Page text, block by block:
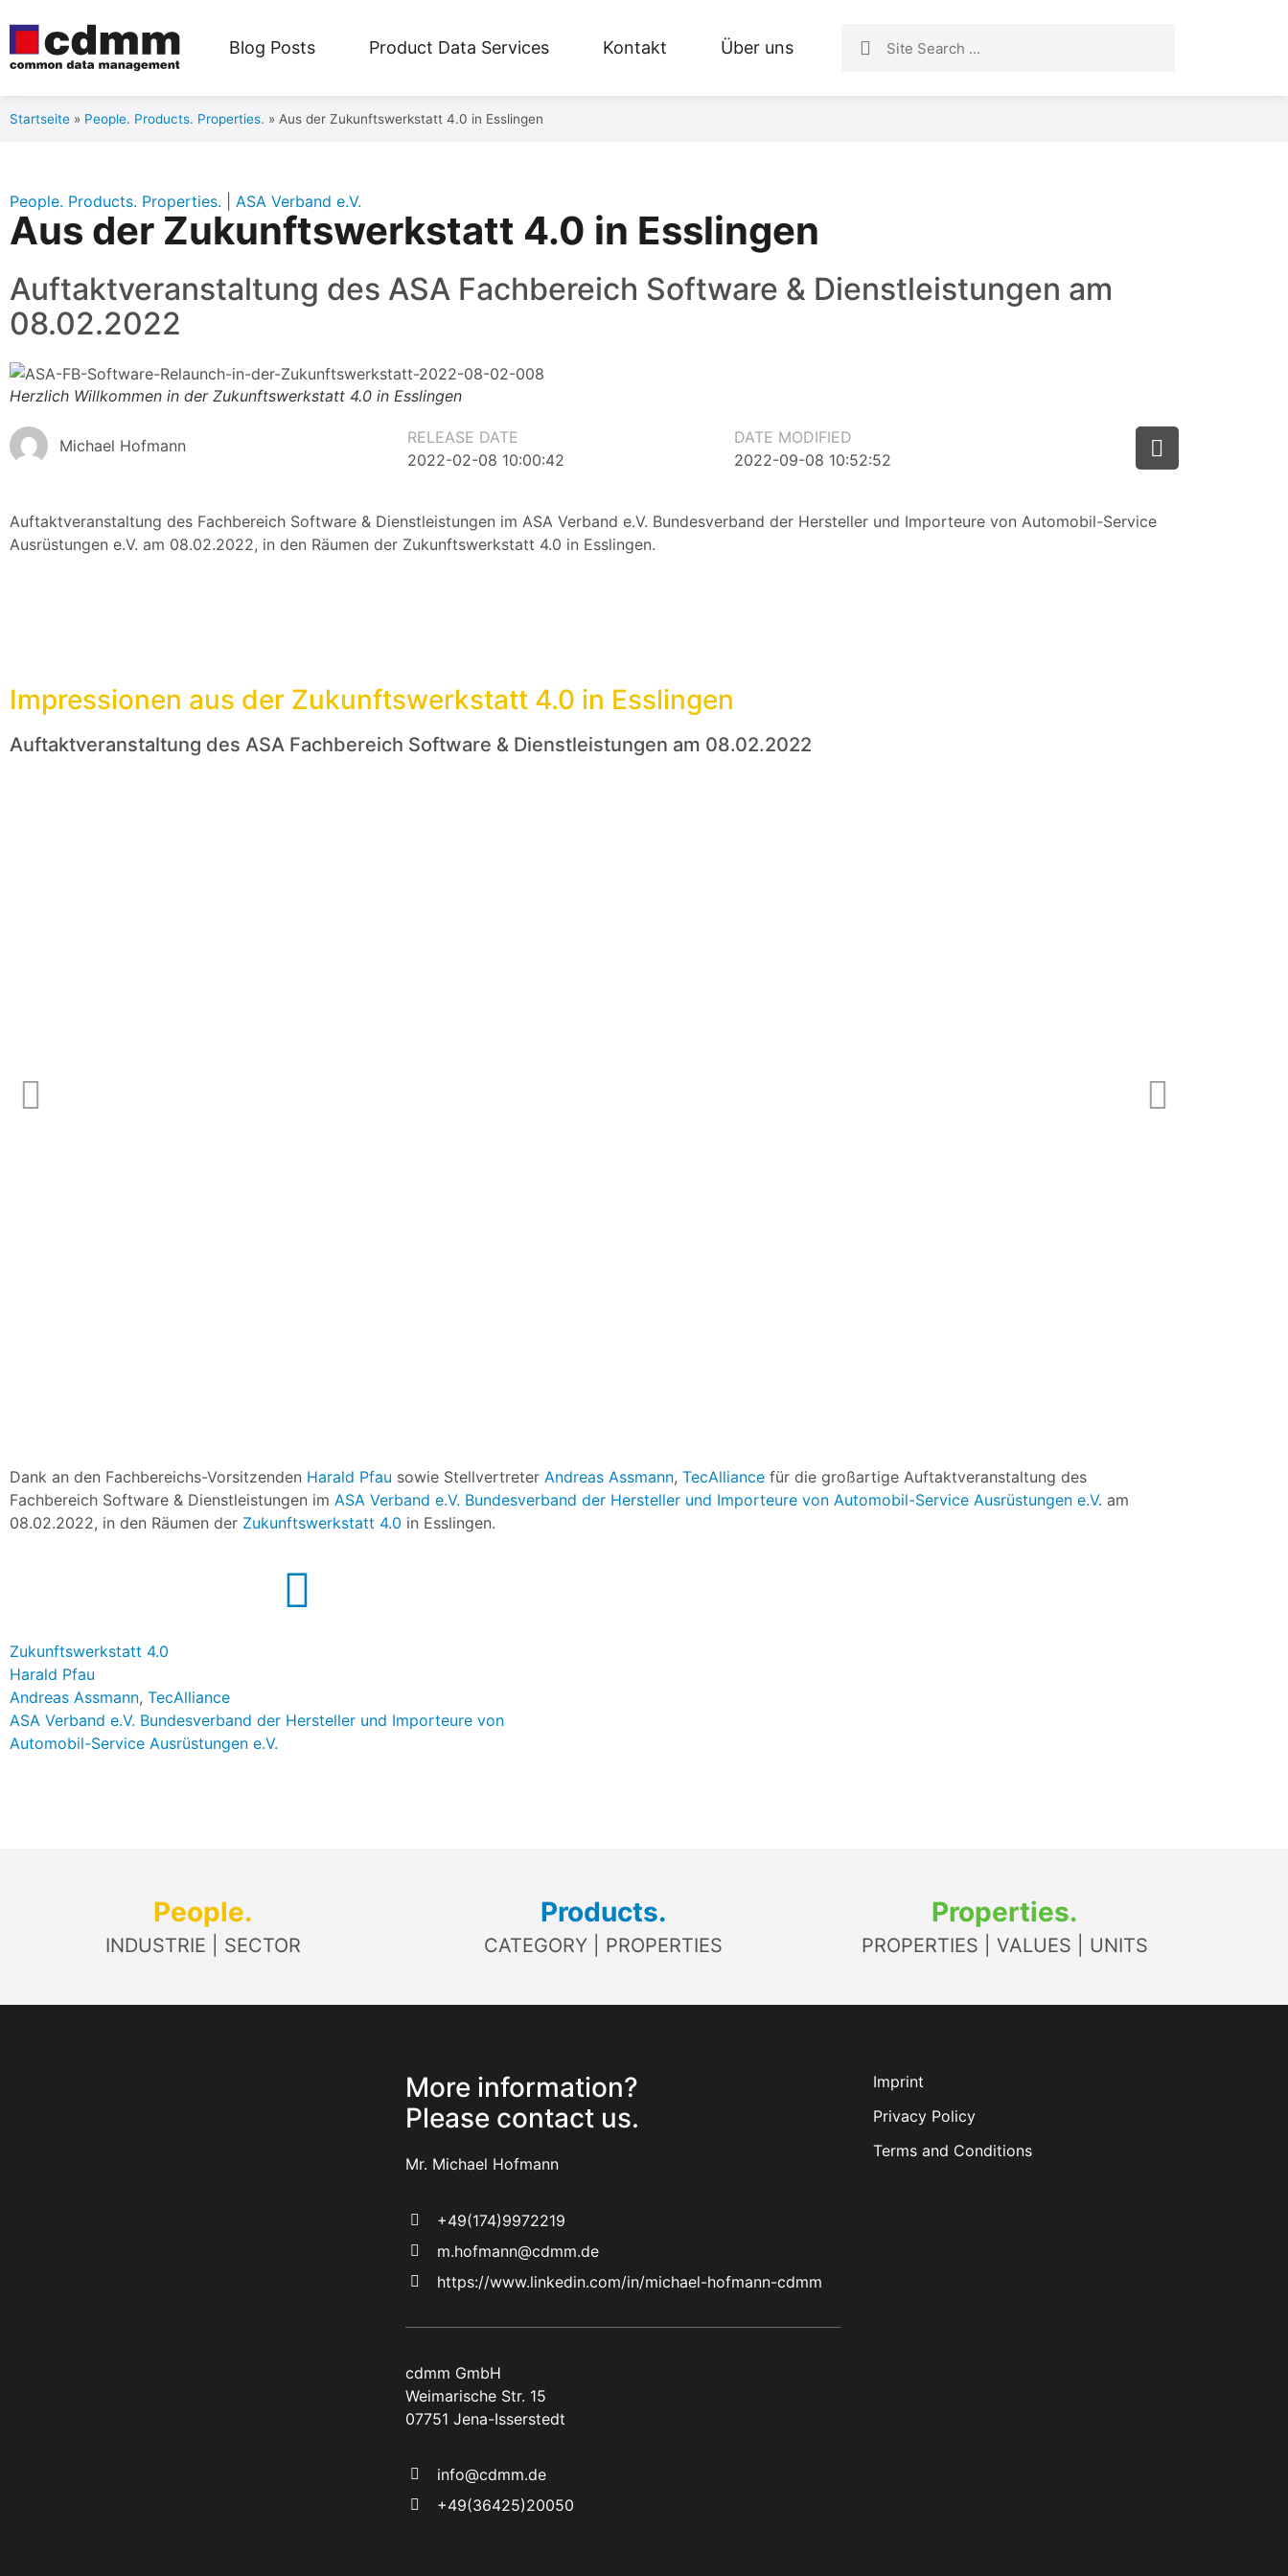
Blog Posts Product Data Services Kontakt Über uns
Startseite » People. Products. Properties. » Aus der Zukunftswerkstatt 4.0 in Esslingen
People. Products. Properties. ASA Verband e.V.
Aus der Zukunftswerkstatt 4.0 in Esslingen
Auftaktveranstaltung des ASA Fachbereich Software & Dienstleistungen am
08.02.2022
Herzlich Willkommen in der Zukunftswerkstatt 4.0 in Esslingen
Michael Hofmann
RELEASE DATE
2022-02-08 10:00:42
DATE MODIFIED
2022-09-08 10:52:52
Auftaktveranstaltung des Fachbereich Software & Dienstleistungen im ASA Verband e.V. Bundesverband der Hersteller und Importeure von Automobil-Service
Ausrüstungen e.V. am 08.02.2022, in den Räumen der Zukunftswerkstatt 4.0 in Esslingen.
Impressionen aus der Zukunftswerkstatt 4.0 in Esslingen
Auftaktveranstaltung des ASA Fachbereich Software & Dienstleistungen am 08.02.2022
Dank an den Fachbereichs-Vorsitzenden Harald Pfau sowie Stellvertreter Andreas Assmann, TecAlliance für die großartige Auftaktveranstaltung des
Fachbereich Software & Dienstleistungen im ASA Verband e.V. Bundesverband der Hersteller und Importeure von Automobil-Service Ausrüstungen e.V. am
08.02.2022, in den Räumen der Zukunftswerkstatt 4.0 in Esslingen.
Zukunftswerkstatt 4.0
Harald Pfau
Andreas Assmann, TecAlliance
ASA Verband e.V. Bundesverband der Hersteller und Importeure von
Automobil-Service Ausrüstungen e.V.
People.
INDUSTRIE | SECTOR
Products.
CATEGORY | PROPERTIES
Properties.
PROPERTIES | VALUES | UNITS
More information?
Please contact us.
Mr. Michael Hofmann
+49(174)9972219
m.hofmann@cdmm.de
https://www.linkedin.com/in/michael-hofmann-cdmm
cdmm GmbH
Weimarische Str. 15
07751 Jena-Isserstedt
info@cdmm.de
+49(36425)20050
Imprint
Privacy Policy
Terms and Conditions